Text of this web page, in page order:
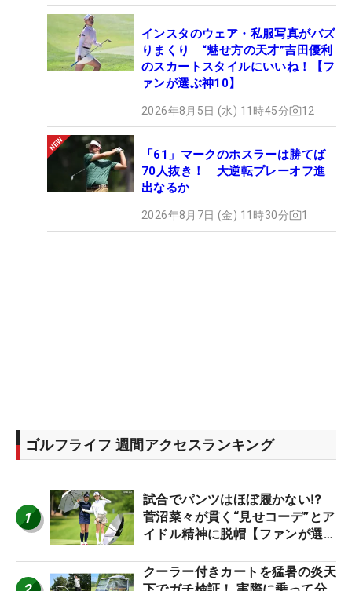
インスタのウェア・私服写真がバズ
りまくり “魅せ方の天才”吉田優利
のスカートスタイルにいいね！【フ
ァンが選ぶ神10】
2026年8月5日 (水) 11時45分 12
「61」マークのホスラーは勝てば
70人抜き！ 大逆転プレーオフ進
出なるか
2026年8月7日 (金) 11時30分 1
ゴルフライフ 週間アクセスランキング
1
試合でパンツはほぼ履かない⁉
菅沼菜々が貫く“見せコーデ”とア
イドル精神に脱帽【ファンが選ぶ
クーラー付きカートを猛暑の炎天